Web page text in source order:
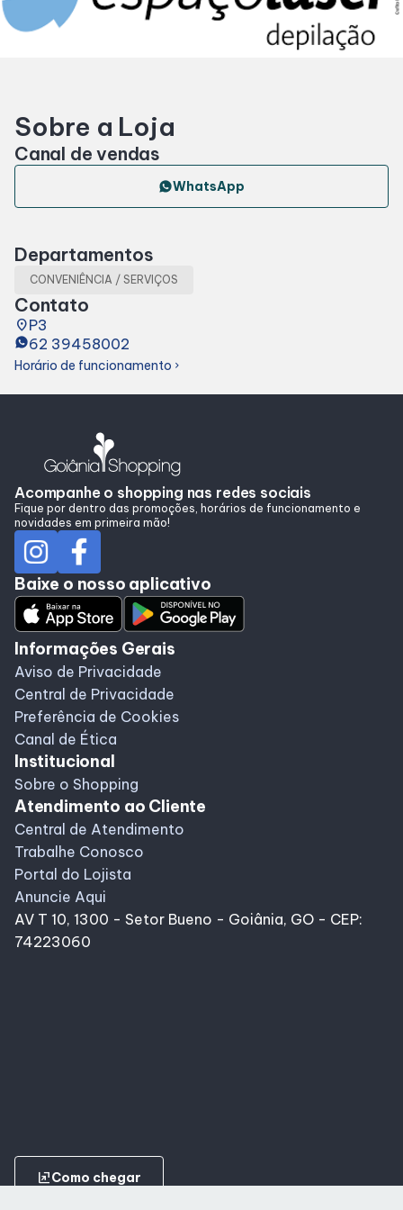
Cinema
Lojas e Restaurantes
Lojas
Alimentação
Programa de Benefícios
Sobre a Loja
Canal de vendas
WhatsApp
Departamentos
CONVENIÊNCIA / SERVIÇOS
Contato
placeP3
62 39458002
Horário de funcionamento chevron_right
Acompanhe o shopping nas redes sociais
Fique por dentro das promoções, horários de funcionamento e
novidades em primeira mão!
Baixe o nosso aplicativo
Informações Gerais
Aviso de Privacidade
Central de Privacidade
Preferência de Cookies
Canal de Ética
Institucional
Sobre o Shopping
Atendimento ao Cliente
Central de Atendimento
Trabalhe Conosco
Portal do Lojista
Anuncie Aqui
AV T 10, 1300 - Setor Bueno - Goiânia, GO - CEP:
74223060
ungroupComo chegar